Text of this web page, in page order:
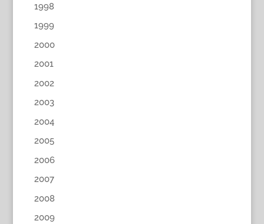
1998
1999
2000
2001
2002
2003
2004
2005
2006
2007
2008
2009